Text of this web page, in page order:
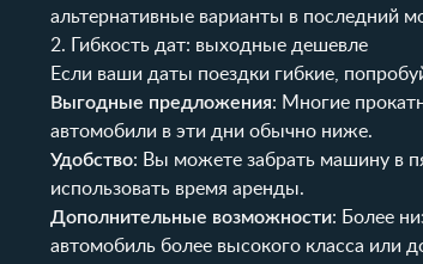
альтернативные варианты в последний
2. Гибкость дат: выходные дешевле
Если ваши даты поездки гибкие,
Выгодные предложения: Многие
автомобили в эти дни обычно ниже.
Удобство: Вы можете забрать машину в
использовать время аренды.
Дополнительные возможности: Более
автомобиль более высокого класса или